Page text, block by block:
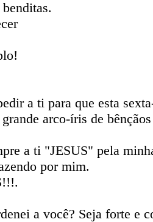
a ti para que esta
arco-íris de
a ti "JESUS" pela
por mim.
a você? Seja forte e